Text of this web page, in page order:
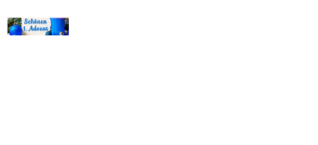
© Michael Bihlmayer